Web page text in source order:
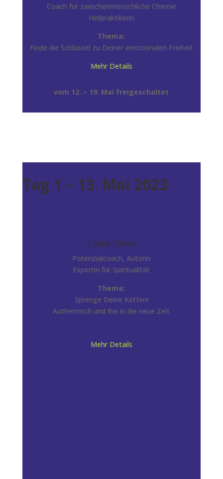
Coach für zwischenmenschliche Chemie
Heilpraktikerin
Thema:
Finde die Schlüssel zu Deiner emotionalen Freiheit
Mehr Details
vom 12. – 19. Mai freigeschaltet
Tag 1 – 13. Mai 2023
Linda Giese
Potenzialcoach, Autorin
Expertin für Spiritualität
Thema:
Sprenge Deine Ketten!
Authentisch und frei in die neue Zeit
Mehr Details